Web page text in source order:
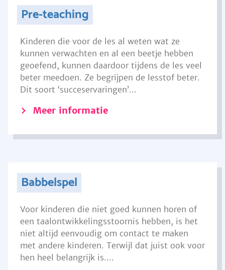
Pre-teaching
Kinderen die voor de les al weten wat ze
kunnen verwachten en al een beetje hebben
geoefend, kunnen daardoor tijdens de les veel
beter meedoen. Ze begrijpen de lesstof beter.
Dit soort ‘succeservaringen’...
Meer informatie
Babbelspel
Voor kinderen die niet goed kunnen horen of
een taalontwikkelingsstoornis hebben, is het
niet altijd eenvoudig om contact te maken
met andere kinderen. Terwijl dat juist ook voor
hen heel belangrijk is....